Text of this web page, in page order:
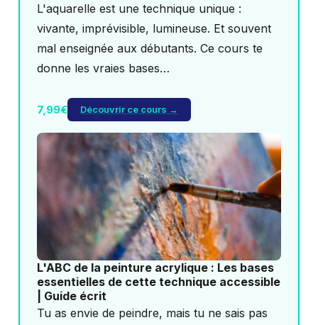
L'aquarelle est une technique unique :
vivante, imprévisible, lumineuse. Et souvent
mal enseignée aux débutants. Ce cours te
donne les vraies bases…
7,99€ Découvrir ce cours →
L'ABC de la peinture acrylique : Les bases
essentielles de cette technique accessible
| Guide écrit
Tu as envie de peindre, mais tu ne sais pas